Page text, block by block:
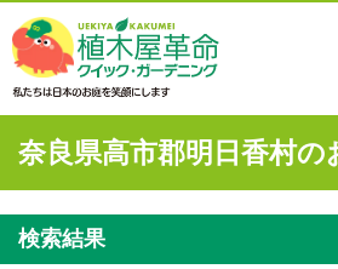
奈良県高市郡明日香村の
検索結果